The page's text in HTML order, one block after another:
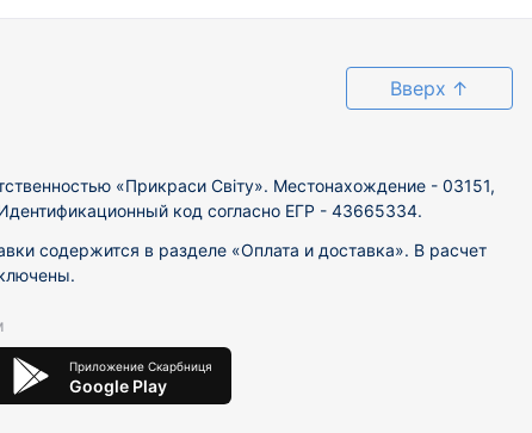
Вверх ↑
«Прикраси Світу». Местонахождение - 03151,
код согласно ЕГР - 43665334.
содержится в разделе «Оплата и доставка». В расчет
Приложение Скарбниця
Google Play